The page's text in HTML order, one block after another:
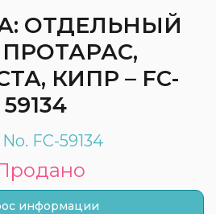
ОТДЕЛЬНЫЙ
КИПР – FC-
59134
FC-59134
информации